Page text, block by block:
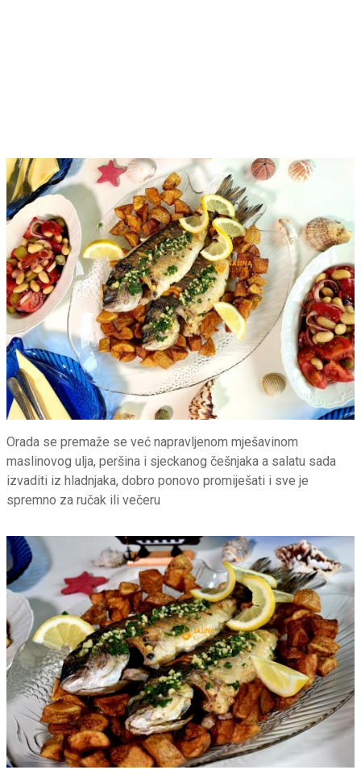
Orada se premaže se već napravljenom mješavinom
maslinovog ulja, peršina i sjeckanog češnjaka a salatu sada
izvaditi iz hladnjaka, dobro ponovo promiješati i sve je
spremno za ručak ili večeru